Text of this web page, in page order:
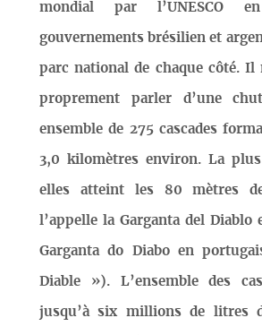
mondial par l’UNESCO
gouvernements brésilien et
parc national de chaque côté. Il
proprement parler d’une
ensemble de 275 cascades
3,0 kilomètres environ. La
elles atteint les 80 mètres
l’appelle la Garganta del Diablo
Garganta do Diabo en
Diable »). L’ensemble des
jusqu’à six millions de litres